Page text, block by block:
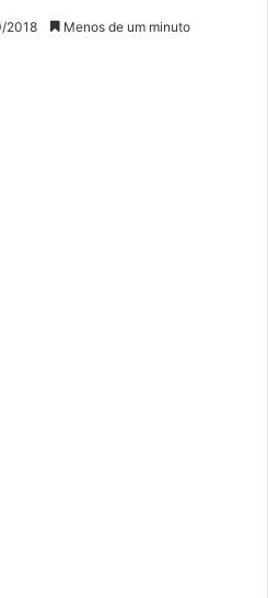
2018 Menos de um minuto